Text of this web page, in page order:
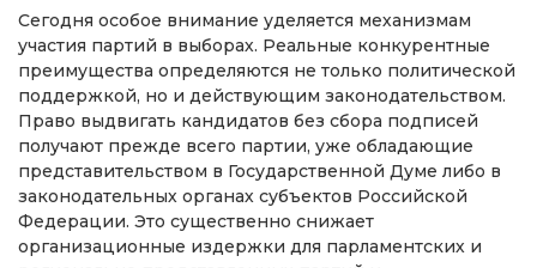
Сегодня особое внимание уделяется механизмам
участия партий в выборах. Реальные конкурентные
преимущества определяются не только политической
поддержкой, но и действующим законодательством.
Право выдвигать кандидатов без сбора подписей
получают прежде всего партии, уже обладающие
представительством в Государственной Думе либо в
законодательных органах субъектов Российской
Федерации. Это существенно снижает
организационные издержки для парламентских и